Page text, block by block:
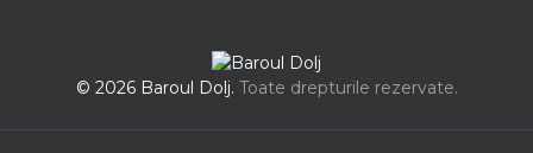
© 2026 Baroul Dolj. Toate drepturile rezervate.